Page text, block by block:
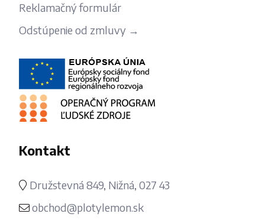
Reklamačný formulár
Odstúpenie od zmluvy →
Kontakt
Družstevná 849, Nižná, 027 43
obchod@plotylemon.sk